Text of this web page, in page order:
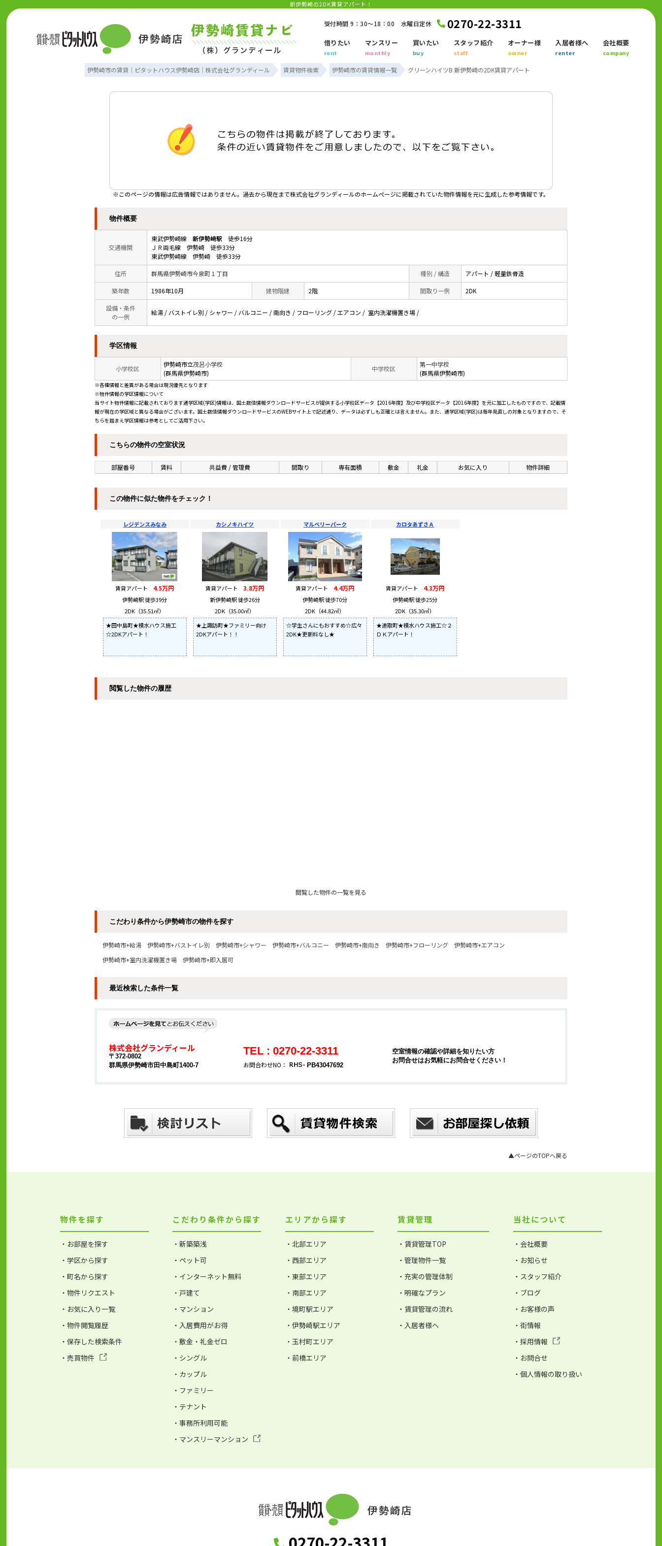
新伊勢崎の2DK賃貸アパート！
受付時間 9：30～18：00 水曜日定休 0270-22-3311
借りたい
rent
マンスリー
monthly
買いたい
buy
スタッフ紹介
staff
オーナー様
owner
入居者様へ
renter
会社概要
company
伊勢崎市の賃貸｜ピタットハウス伊勢崎店｜株式会社グランディール 賃貸物件検索 伊勢崎市の賃貸情報一覧 グリーンハイツB 新伊勢崎の2DK賃貸アパート
※このページの情報は広告情報ではありません。過去から現在まで株式会社グランディールのホームぺージに掲載されていた物件情報を元に生成した参考情報です。
物件概要
交通機関
東武伊勢崎線 新伊勢崎駅徒歩16分
ＪＲ両毛線 伊勢崎 徒歩33分
東武伊勢崎線 伊勢崎 徒歩33分
住所 群馬県伊勢崎市今泉町１丁目 種別 / 構造 アパート / 軽量鉄骨造
築年数 1986年10月 建物階建 2階 間取り一例 2DK
設備・条件
の一例
給湯 / バストイレ別 / シャワー / バルコニー / 南向き / フローリング / エアコン / 室内洗濯機置き場 /
学区情報
小学校区
伊勢崎市立茂呂小学校
(群馬県伊勢崎市)
中学校区
第一中学校
(群馬県伊勢崎市)
※各種情報と差異がある場合は現況優先となります
※物件情報の学区情報について
当サイト物件情報に記載されております通学区域(学区)情報は、国土数値情報ダウンロードサービスが提供する小学校区データ【2016年度】及び中学校区データ【2016年度】を元に加工したものですので、記載情
報が現在の学区域と異なる場合がございます。国土数値情報ダウンロードサービスのWEBサイト上で記述通り、データは必ずしも正確とは言えません。また、通学区域(学区)は毎年見直しの対象となりますので、そ
ちらを踏まえ学区情報は参考としてご活用下さい。
こちらの物件の空室状況
部屋番号 賃料 共益費 / 管理費 間取り 専有面積 敷金 礼金 お気に入り 物件詳細
この物件に似た物件をチェック！
レジデンスみなみ
賃貸アパート 4.5万円
伊勢崎駅 徒歩39分
2DK（35.51㎡）
★田中島町★積水ハウス施工
☆2DKアパート！
カシノキハイツ
賃貸アパート3.8万円
新伊勢崎駅 徒歩26分
2DK（35.00㎡）
★上諏訪町★ファミリー向け
2DKアパート！！
マルベリーパーク
賃貸アパート 4.4万円
伊勢崎駅 徒歩70分
2DK（44.82㎡）
☆学生さんにもおすすめ☆広々
2DK★更新料なし★
カロタあずさＡ
賃貸アパート 4.3万円
伊勢崎駅 徒歩25分
2DK（35.30㎡）
★連取町★積水ハウス施工☆２
ＤＫアパート！
閲覧した物件の履歴
閲覧した物件の一覧を見る
こだわり条件から伊勢崎市の物件を探す
伊勢崎市+給湯 伊勢崎市+バストイレ別 伊勢崎市+シャワー 伊勢崎市+バルコニー 伊勢崎市+南向き 伊勢崎市+フローリング
伊勢崎市+エアコン
伊勢崎市+室内洗濯機置き場
伊勢崎市+即入居可
最近検索した条件一覧
株式会社グランディール
〒372-0802
群馬県伊勢崎市田中島町1400-7
TEL : 0270-22-3311
お問合わせNO： PB43047692
空室情報の確認や詳細を知りたい方
お問合せはお気軽にお問合せください！
▲ページのTOPへ戻る
物件を探す
・お部屋を探す
・学区から探す
・町名から探す
・物件リクエスト
・お気に入り一覧
・物件閲覧履歴
・保存した検索条件
・売買物件
こだわり条件から探す
・新築築浅
・ペット可
・インターネット無料
・戸建て
・マンション
・入居費用がお得
・敷金・礼金ゼロ
・シングル
・カップル
・ファミリー
・テナント
・事務所利用可能
・マンスリーマンション
エリアから探す
・北部エリア
・西部エリア
・東部エリア
・南部エリア
・境町駅エリア
・伊勢崎駅エリア
・玉村町エリア
・前橋エリア
賃貸管理
・賃貸管理TOP
・管理物件一覧
・充実の管理体制
・明確なプラン
・賃貸管理の流れ
・入居者様へ
当社について
・会社概要
・お知らせ
・スタッフ紹介
・ブログ
・お客様の声
・街情報
・採用情報
・お問合せ
・個人情報の取り扱い